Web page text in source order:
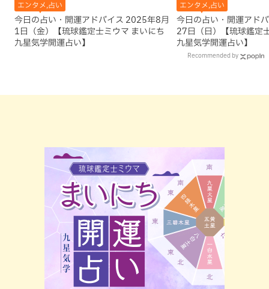
エンタメ,占い
今日の占い・開運アドバイス 2025年8月
1日（金）【琉球鑑定士ミウマ まいにち
九星気学開運占い】
エンタメ,占い
今日の占い・開運アド
27日（日）【琉球鑑定
九星気学開運占い】
Recommended by